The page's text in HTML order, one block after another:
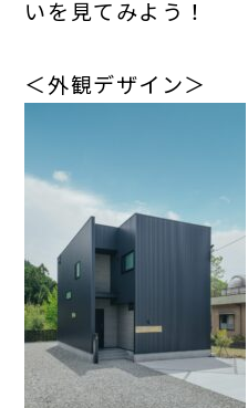
いを見てみよう！
＜外観デザイン＞